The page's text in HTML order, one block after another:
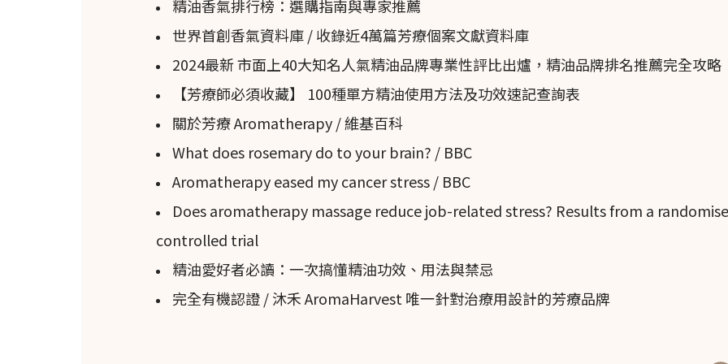
精油香氣排行榜：選購指南與專家推薦
世界首創香氣資料庫 / 收錄近4萬篇芳療個案文獻資料庫
2024最新 市面上40大知名人氣精油品牌專業性評比出爐，精油品牌排名推薦完全攻略
【芳療師必須收藏】 100種單方精油使用方法及功效速記查詢表
關於芳療 Aromatherapy / 維基百科
What does rosemary do to your brain? / BBC
Aromatherapy eased my cancer stress / BBC
Does aromatherapy massage reduce job-related stress? Results from a
controlled trial
精油愛好者必讀：一次搞懂精油功效、用法與禁忌
完全有機認證 / 沐禾 AromaHarvest 唯一針對治療用設計的芳療品牌